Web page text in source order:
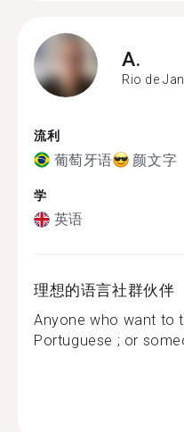
A.
Rio de
流利
葡萄牙语 颜文字
学
英语
理想的语言社群伙伴
Anyone who want to
Portuguese ; or